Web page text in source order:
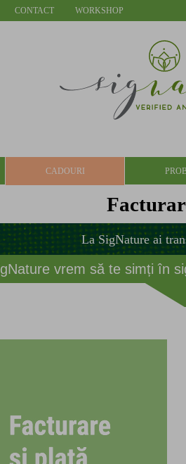
CONTACT WORKSHOP
CADOURI
La SigNature ai
vrem să te simți în